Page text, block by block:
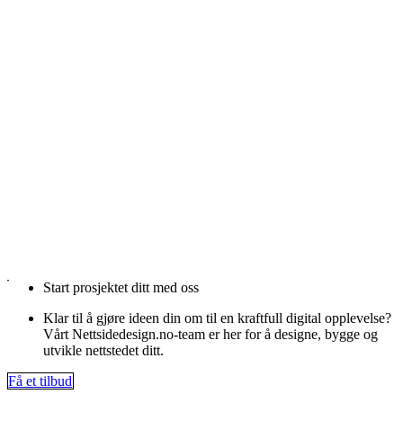
Start prosjektet ditt med oss
Klar til å gjøre ideen din om til en kraftfull digital opplevelse?
Vårt Nettsidedesign.no-team er her for å designe, bygge og
utvikle nettstedet ditt.
Få et tilbud